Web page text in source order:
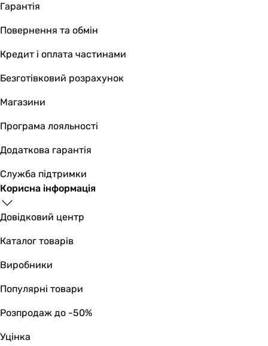
Гарантія
Повернення та обмін
Кредит і оплата частинами
Безготівковий розрахунок
Магазини
Програма лояльності
Додаткова гарантія
Служба підтримки
Корисна інформація
Довідковий центр
Каталог товарів
Виробники
Популярні товари
Розпродаж до -50%
Уцінка